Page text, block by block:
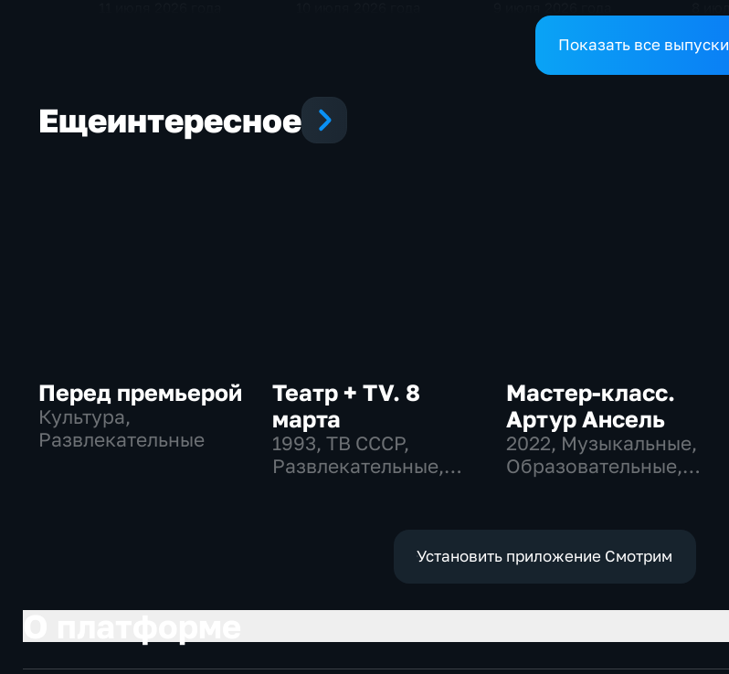
Показать все выпуски
Ещеинтересное
Перед премьерой
Культура,
Развлекательные
Театр + TV. 8
марта
1993, ТВ СССР,
Развлекательные,
Мастер-класс.
Артур Ансель
2022, Музыкальные,
Образовательные,
Установить приложение Смотрим